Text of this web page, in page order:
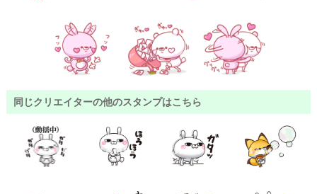
同じクリエイターの他のスタンプはこちら